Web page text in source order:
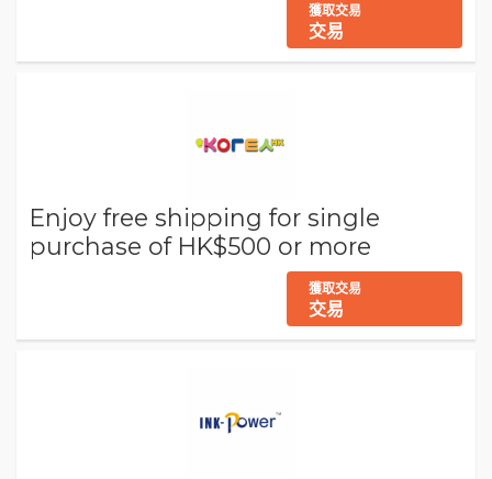
獲取交易
交易
Enjoy free shipping for single
purchase of HK$500 or more
獲取交易
交易